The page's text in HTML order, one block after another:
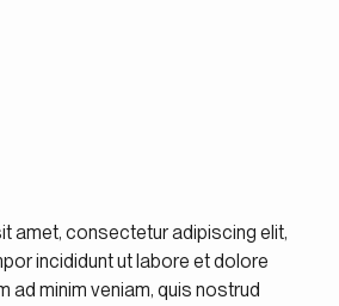
amet, consectetur adipiscing elit,
incididunt ut labore et dolore
ad minim veniam, quis nostrud